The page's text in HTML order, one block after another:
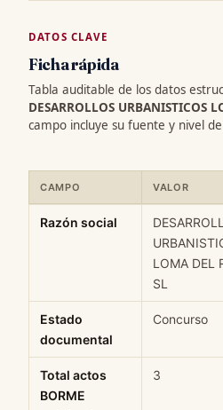
DATOS CLAVE
Ficha rápida
Tabla auditable de los datos
DESARROLLOS URBANISTICOS
campo incluye su fuente y nivel
CAMPO VALOR
Razón social
LOMA DEL
SL
Estado
documental
Concurso
Total actos
BORME
3